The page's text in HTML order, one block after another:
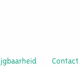
Contact